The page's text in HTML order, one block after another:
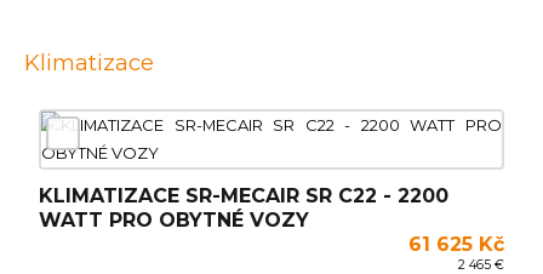
Klimatizace
KLIMATIZACE SR-MECAIR SR C22 - 2200
WATT PRO OBYTNÉ VOZY
61 625 Kč
2 465 €